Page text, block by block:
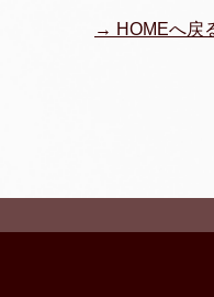
→ HOMEへ戻